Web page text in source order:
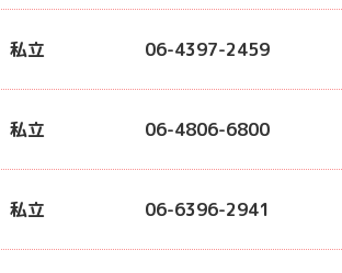
私立 06-4397-2459
私立 06-4806-6800
私立 06-6396-2941